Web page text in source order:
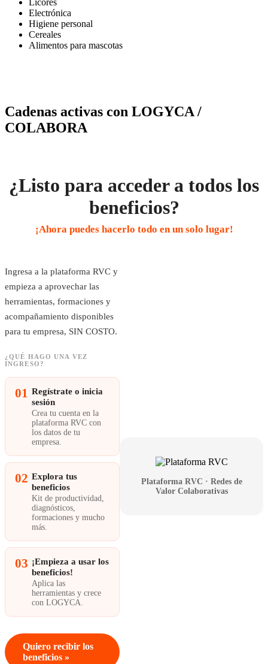
Electrónica
Higiene personal
Cereales
Alimentos para mascotas
Cadenas activas con LOGYCA /
COLABORA
¿Listo para acceder a todos los
beneficios?
¡Ahora puedes hacerlo todo en un solo lugar!
Ingresa a la plataforma RVC y
empieza a aprovechar las
herramientas, formaciones y
acompañamiento disponibles
para tu empresa, SIN COSTO.
¿QUÉ HAGO UNA VEZ
INGRESO?
01 Regístrate o inicia
sesión
Crea tu cuenta en la
plataforma RVC con
los datos de tu
empresa.
02 Explora tus
beneficios
Kit de productividad,
diagnósticos,
formaciones y mucho
más.
03 ¡Empieza a usar los
beneficios!
Aplica las
herramientas y crece
con LOGYCA.
Quiero recibir los
beneficios »
Plataforma RVC · Redes de
Valor Colaborativas